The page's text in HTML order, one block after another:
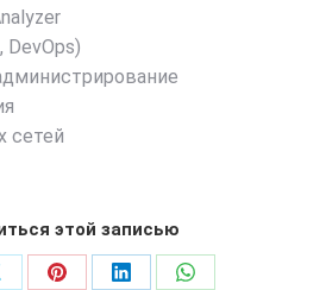
DevOps)
сетей
этой записью